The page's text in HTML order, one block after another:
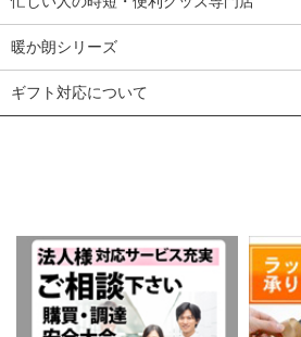
暖か朗シリーズ
ギフト対応について